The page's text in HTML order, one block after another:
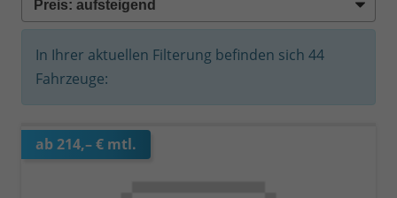
In Ihrer aktuellen Filterung befinden sich 44
Fahrzeuge:
ab 214,– € mtl.